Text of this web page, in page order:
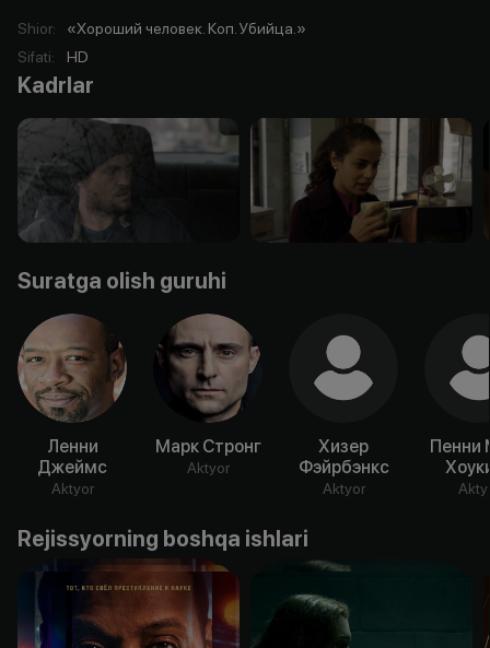
Shior:
«Хороший человек. Коп. Убийца.»
Sifati: HD
Kadrlar
Suratga olish guruhi
Ленни
Джеймс
Aktyor
Марк Стронг
Aktyor
Хизер
Фэйрбэнкс
Aktyor
Пенни
Rejissyorning boshqa ishlari